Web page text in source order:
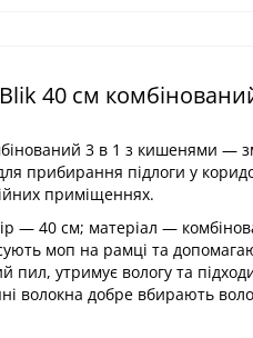
40 см
3 в 1 з кишенями —
прибирання підлоги у
приміщеннях.
— 40 см; матеріал —
моп на рамці та
пил, утримує вологу та
волокна добре вбирають